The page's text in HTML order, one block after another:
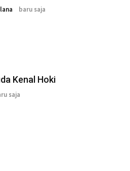
baru saja
Kenal Hoki
saja